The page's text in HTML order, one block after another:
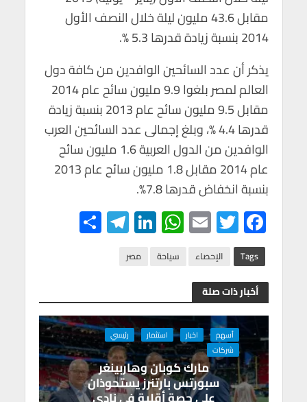
مقابل 43.6 مليون ليلة خلال النصف الأول
2014 بنسبة زيادة قدرها 5.3 %.
يذكر أن عدد السائحين الوافدين من كافة دول
العالم لمصر بلغوا 9.9 مليون سائح عام 2014
مقابل 9.5 مليون سائح عام 2013 بنسبة زيادة
قدرها 4.4 %، وبلغ إجمالى عدد السائحين العرب
الوافدين من الدول العربية 1.6 مليون سائح
عام 2014 مقابل 1.8 مليون سائح عام 2013
بنسبة انخفاض قدرها 7.8%.
F
ac
e
b
o
o
k
T
wi
tt
er
E
m
ail
W
h
at
A
p
p
Li
n
ke
n
Te
le
m
Tags الإحصاء سياحة مصر
أخبار ذات صلة
أسهم اخبار استثمار
رئيسي
شركات
مارك كوبان وهاربينغر
سبورتس بارتنرز يستحوذان